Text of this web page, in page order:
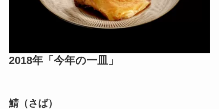
2018年「今年の一皿」
鯖（さば）